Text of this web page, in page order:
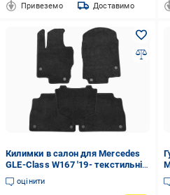
Привеземо Доставимо
Килимки в салон для Mercedes
GLE-Class W167 '19- текстильні
Чорний
оцінити